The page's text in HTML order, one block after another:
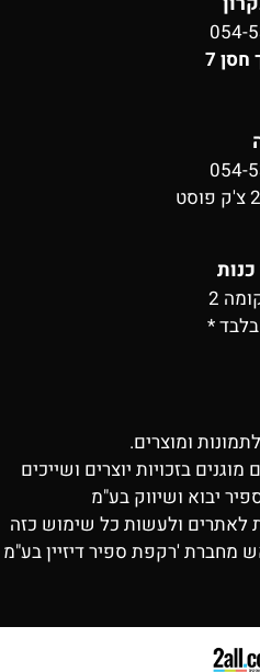
7
*
ומוצרים.
בזכויות יוצרים ושייכים
יבוא ושיווק בע"מ
לאתרים ולעשות כל שימוש כזה
מחברת 'רקפת ספיר דיזיין בע"מ